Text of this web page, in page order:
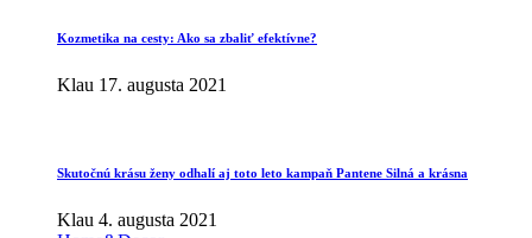
Kozmetika na cesty: Ako sa zbaliť efektívne?
Klau 17. augusta 2021
Skutočnú krásu ženy odhalí aj toto leto kampaň Pantene Silná a krásna
Klau 4. augusta 2021